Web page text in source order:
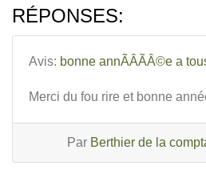
RÉPONSES:
Avis: bonne annÃÂÃÂ©e a
Merci du fou rire et bonne
Par Berthier de la